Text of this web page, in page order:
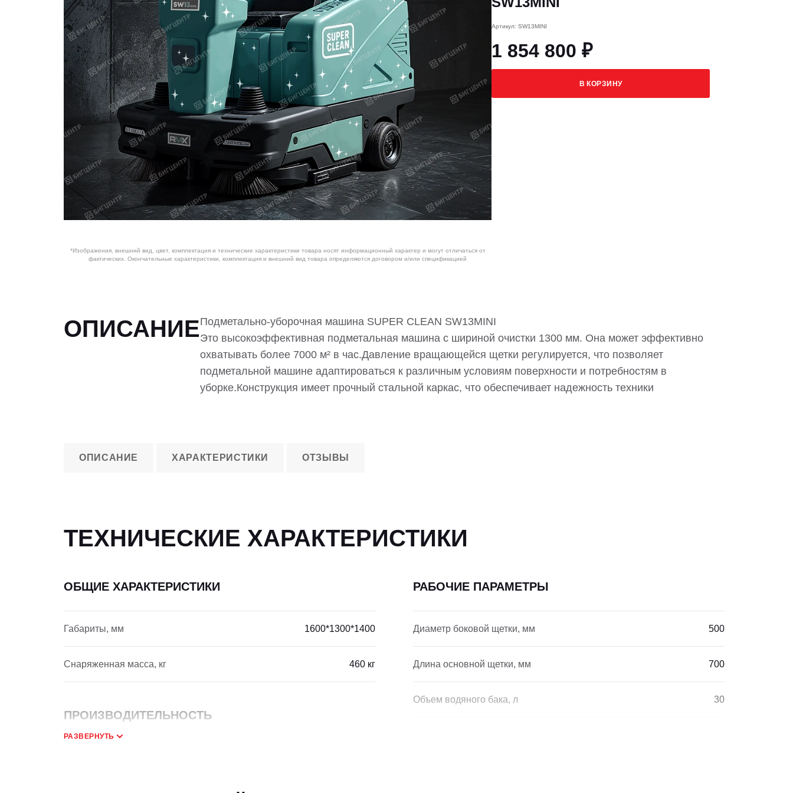
ОБОРУДОВАНИЕ
ЭЛЕКТРОСТАНЦИИ
ШИНЫ
ДВИГАТЕЛИ
КПП
КАБИНЫ
ЗАПЧАСТИ
ФИЛЬТРЫ
ГСМ
*Изображения, внешний вид, цвет, комплектация и технические характеристики товара носят информационный характер и могут отличаться от
фактических. Окончательные характеристики, комплектация и внешний вид товара определяются договором и/или спецификацией
Артикул: SW13MINI
1 854 800 ₽
В КОРЗИНУ
ОПИСАНИЕПодметально-уборочная машина SUPER CLEAN SW13MINI
Это высокоэффективная подметальная машина с шириной очистки 1300 мм. Она может эффективно
охватывать более 7000 м² в час.Давление вращающейся щетки регулируется, что позволяет
подметальной машине адаптироваться к различным условиям поверхности и потребностям в
уборке.Конструкция имеет прочный стальной каркас, что обеспечивает надежность техники
ОПИСАНИЕ ХАРАКТЕРИСТИКИ ОТЗЫВЫ
ТЕХНИЧЕСКИЕ ХАРАКТЕРИСТИКИ
ОБЩИЕ ХАРАКТЕРИСТИКИ
Габариты, мм 1600*1300*1400
Снаряженная масса, кг 460 кг
ПРОИЗВОДИТЕЛЬНОСТЬ
РАБОЧИЕ ПАРАМЕТРЫ
Диаметр боковой щетки, мм 500
Длина основной щетки, мм 700
Объем водяного бака, л 30
РАЗВЕРНУТЬ